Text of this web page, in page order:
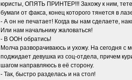
юристы, ОПЯТЬ ПРИНТЕР!!! Захожу к ним,
бумаги от факса, конец которого тянется в
- А он не печатает! Когда вы нам сделаете,
Или нам начальнику жаловаться!
- В ООН обратись!
Молча разворачиваюсь и ухожу. На сегодня с
поджидает девушка из соц-отдела, причем
шагом направляюсь в её сторону.
- Так, быстро разделась и на стол!